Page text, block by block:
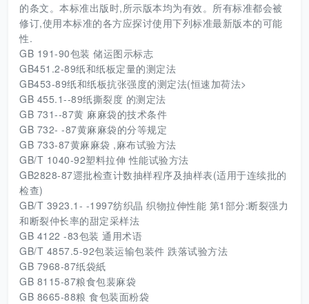
的条文。本标准出版时,所示版本均为有效。所有标准都会被
修订,使用本标准的各方应探讨使用下列标准最新版本的可能
性.
GB 191-90包装 储运图示标志
GB451.2-89纸和纸板定量的测定法
GB453-89纸和纸板抗张强度的测定法(恒速加荷法>
GB 455.1--89纸撕裂度 的测定法
GB 731--87黄 麻麻袋的技术条件
GB 732- -87黄麻麻袋的分等规定
GB 733-87黄麻麻袋 ,麻布试验方法
GB/T 1040-92塑料拉伸 性能试验方法
GB2828-87遝批检查计数抽样程序及抽样表(适用于连续批的
检查)
GB/T 3923.1- -1997纺织晶 织物拉伸性能 第1部分:断裂强力
和断裂仲长率的甜定采样法
GB 4122 -83包装 通用术语
GB/T 4857.5-92包装运输包装件 跌落试验方法
GB 7968-87纸袋紙
GB 8115-87粮食包裴麻袋
GB 8665-88粮 食包装面粉袋